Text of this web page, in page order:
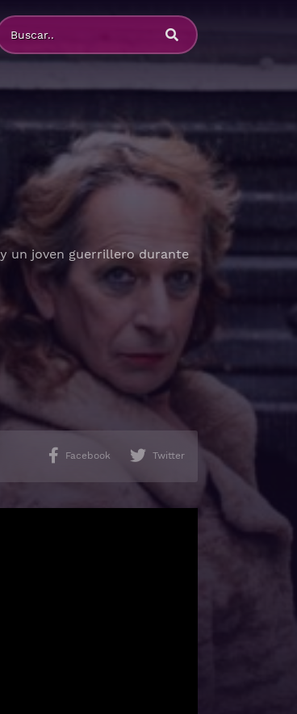
un joven guerrillero durante
Facebook Twitter